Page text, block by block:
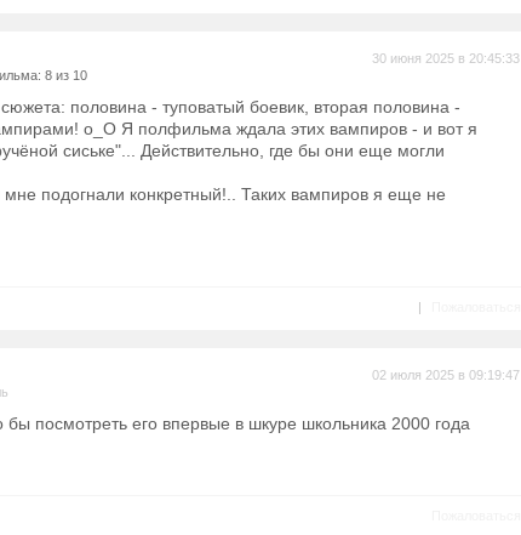
8 из 10
30 июня 2025 в 20:45:33
половина - туповатый боевик, вторая половина -
о_О Я полфильма ждала этих вампиров - и вот я
сиське"... Действительно, где бы они еще могли
подогнали конкретный!.. Таких вампиров я еще не
|
02 июля 2025 в 09:19:47
посмотреть его впервые в шкуре школьника 2000 года